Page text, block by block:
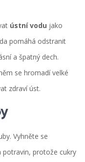
ústní vodu jako
pomáhá odstranit
a špatný dech.
se hromadí velké
zdraví úst.
Vyhněte se
potravin, protože cukry